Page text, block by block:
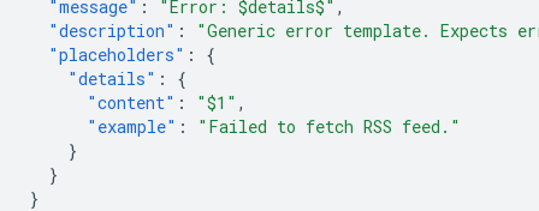
"message" : "Error: $details$" ,
"description" :
"Generic error template. Expects
"placeholders" :
{
"details" :
{
"content" : "$1" ,
"example" :
"Failed to fetch RSS feed."
}
}
}